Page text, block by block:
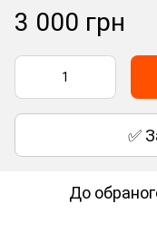
3 000 грн
✅
До